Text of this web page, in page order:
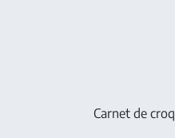
Carnet de